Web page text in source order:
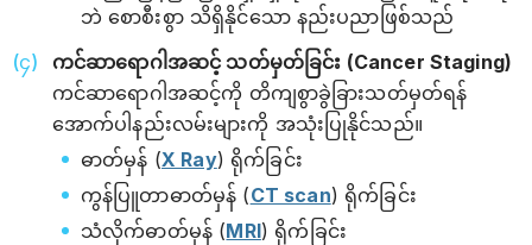
ဘဲ စောစီးစွာ သိရှိနိုင်သော နည်းပညာဖြစ်သည်
ကင်ဆာရောဂါအဆင့် သတ်မှတ်ခြင်း (Cancer Staging)
ကင်ဆာရောဂါအဆင့်ကို တိကျစွာခွဲခြားသတ်မှတ်ရန်
အောက်ပါနည်းလမ်းများကို အသုံးပြုနိုင်သည်။
ဓာတ်မှန် (X Ray) ရိုက်ခြင်း
ကွန်ပြူတာဓာတ်မှန် (CT scan) ရိုက်ခြင်း
သံလိုက်ဓာတ်မှန် (MRI) ရိုက်ခြင်း